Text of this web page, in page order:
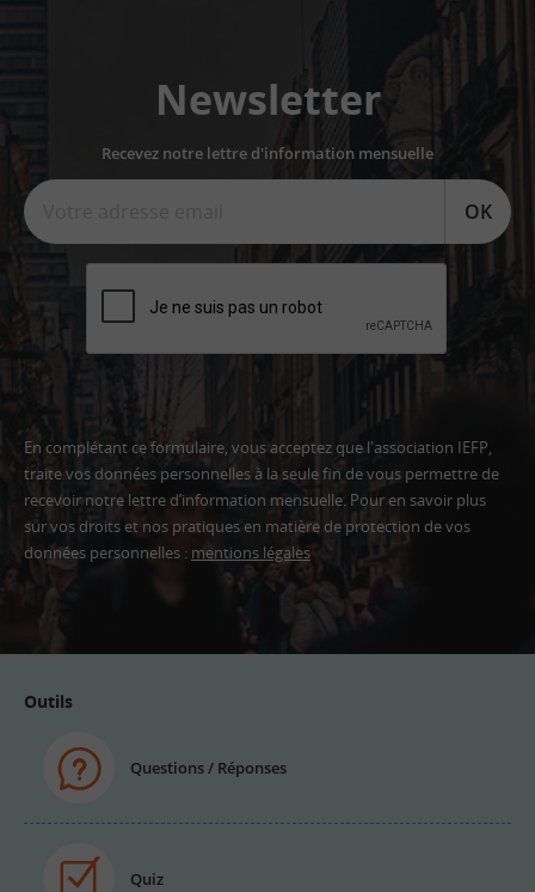
Newsletter
Recevez notre lettre d'information mensuelle
OK
En complétant ce formulaire, vous acceptez que l'association IEFP,
traite vos données personnelles à la seule fin de vous permettre de
recevoir notre lettre d’information mensuelle. Pour en savoir plus
sur vos droits et nos pratiques en matière de protection de vos
données personnelles : mentions légales
Outils
Questions / Réponses
Quiz